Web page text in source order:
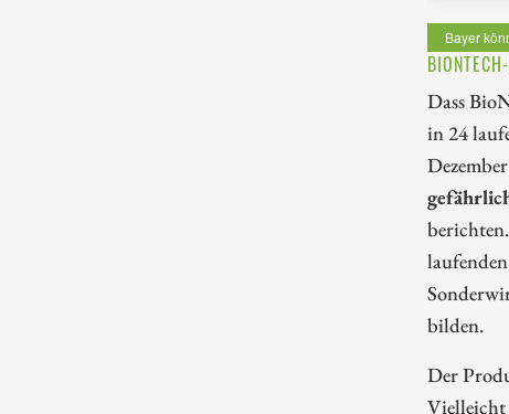
Bayer
Dass
in 24
bilden.
Der
Vielleicht